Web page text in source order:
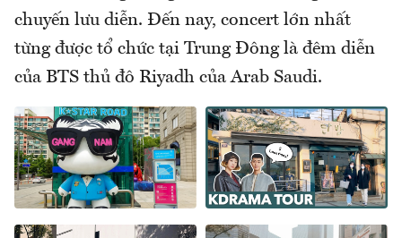
chuyến lưu diễn. Đến nay, concert lớn nhất
từng được tổ chức tại Trung Đông là đêm diễn
của BTS thủ đô Riyadh của Arab Saudi.